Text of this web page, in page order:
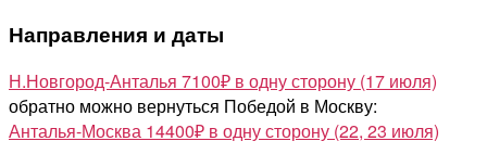
Направления и даты
Н.Новгород-Анталья 7100₽ в одну сторону (17 июля)
обратно можно вернуться Победой в Москву:
Анталья-Москва 14400₽ в одну сторону (22, 23 июля)